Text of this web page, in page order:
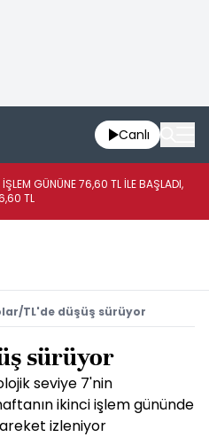
Canlı
GÜNÜNE 76,60 TL İLE BAŞLADI,
TL
TL'de düşüş sürüyor
sürüyor
seviye 7'nin
ikinci işlem gününde
izleniyor